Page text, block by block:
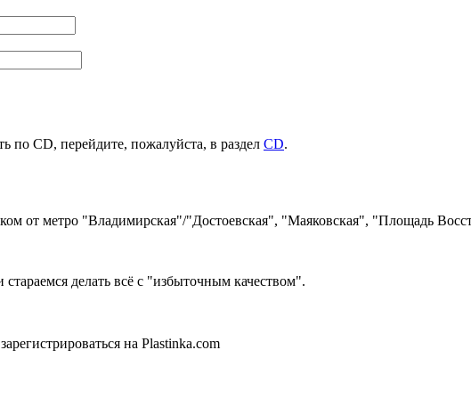
по CD, перейдите, пожалуйста, в раздел CD.
от метро "Владимирская"/"Достоевская", "Маяковская", "Площадь
делать всё с "избыточным качеством".
на Plastinka.com